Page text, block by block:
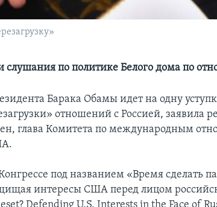
слушания по политике Белого дома по
Барака Обамы идет на одну
отношений с Россией, заявила
глава Комитета по международным
под названием «Время сделать
интересы США перед лицом